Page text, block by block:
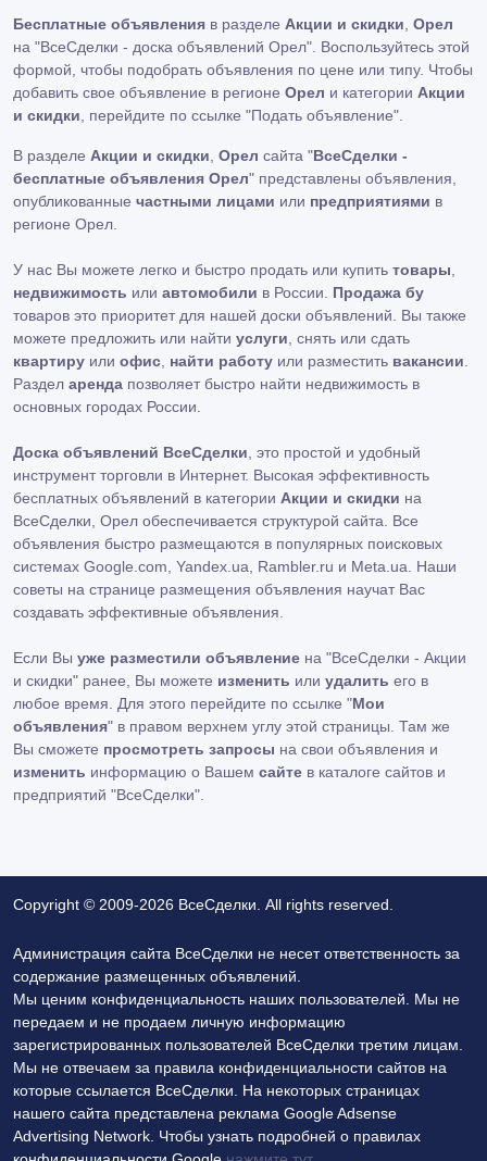
Бесплатные объявления в разделе Акции и скидки Орел
на "ВсеСделки - доска объявлений Орел". Воспользуйтесь этой
формой, чтобы подобрать объявления по цене или типу. Чтобы
добавить свое объявление в регионе Орел и категории Акции
и скидки , перейдите по ссылке "Подать объявление"
В разделе Акции и скидки Орел сайта "ВсеСделки -
бесплатные объявления Орел" представлены объявления,
опубликованные частными лицами или предприятиями в
регионе Орел.
У нас Вы можете легко и быстро продать или купить товары
недвижимость или автомобили в России. Продажа бу
товаров это приоритет для нашей доски объявлений. Вы также
можете предложить или найти услуги , снять или сдать
квартиру или офис найти работу или разместить вакансии
Раздел аренда позволяет быстро найти недвижимость в
основных городах России.
Доска объявлений ВсеСделки , это простой и удобный
инструмент торговли в Интернет. Высокая эффективность
бесплатных объявлений в категории Акции и скидки на
ВсеСделки, Орел обеспечивается структурой сайта. Все
объявления быстро размещаются в популярных поисковых
системах Google.com, Yandex.ua, Rambler.ru и Meta.ua. Наши
советы на странице размещения объявления научат Вас
создавать эффективные объявления.
Если Вы уже разместили объявление на "ВсеСделки - Акции
и скидки" ранее, Вы можете изменить или удалить его в
любое время. Для этого перейдите по ссылке "Мои
объявления" в правом верхнем углу этой страницы. Там же
Вы сможете просмотреть запросы на свои объявления и
изменить информацию о Вашем сайте в каталоге сайтов и
предприятий "ВсеСделки".
Copyright © 2009-2026 ВсеСделки. All rights reserved.
Администрация сайта ВсеСделки не несет ответственность за
содержание размещенных объявлений.
Мы ценим конфиденциальность наших пользователей. Мы не
передаем и не продаем личную информацию
зарегистрированных пользователей ВсеСделки третим лицам.
Мы не отвечаем за правила конфиденциальности сайтов на
которые ссылается ВсеСделки. На некоторых страницах
нашего сайта представлена реклама Google Adsense
Advertising Network. Чтобы узнать подробней о правилах